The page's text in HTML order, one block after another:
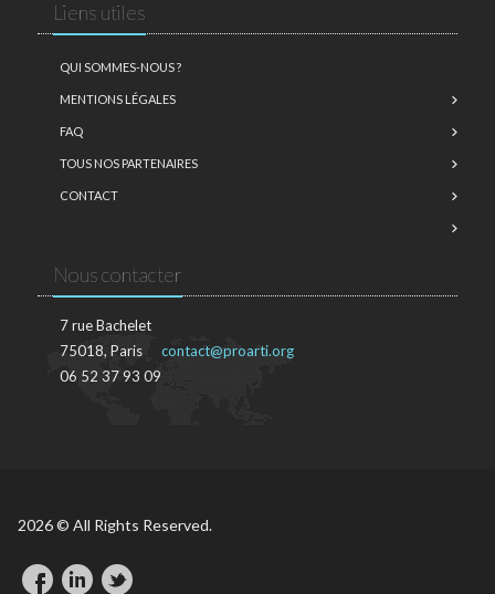
Liens utiles
QUI SOMMES-NOUS ?
MENTIONS LÉGALES
FAQ
TOUS NOS PARTENAIRES
CONTACT
Nous contacter
7 rue Bachelet
75018, Paris
06 52 37 93 09
contact@proarti.org
2026 © All Rights Reserved.